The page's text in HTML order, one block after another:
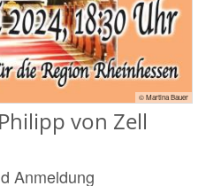
© Martina Bauer
von Zell
Anmeldung